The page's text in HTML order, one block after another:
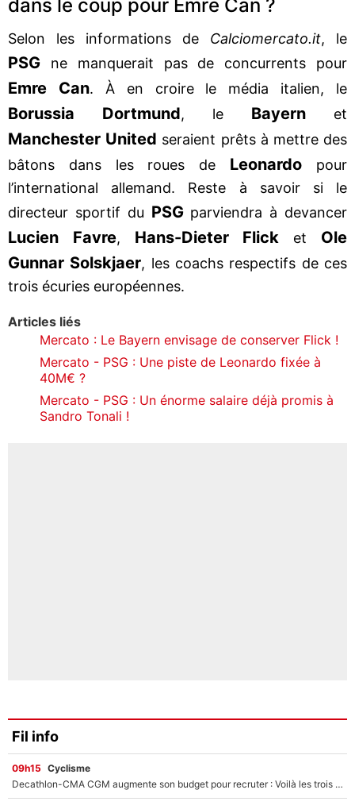
dans le coup pour Emre Can ?
Selon les informations de Calciomercato.it, le
PSG ne manquerait pas de concurrents pour
Emre Can. À en croire le média italien, le
Borussia Dortmund, le Bayern et
Manchester United seraient prêts à mettre des
bâtons dans les roues de Leonardo pour
l’international allemand. Reste à savoir si le
directeur sportif du PSGparviendra à devancer
Lucien Favre, Hans-Dieter Flick et Ole
Gunnar Solskjaer, les coachs respectifs de ces
trois écuries européennes.
Articles liés
Mercato : Le Bayern envisage de conserver Flick !
Mercato - PSG : Une piste de Leonardo fixée à
40M€ ?
Mercato - PSG : Un énorme salaire déjà promis à
Sandro Tonali !
Fil info
09h15 Cyclisme
Decathlon-CMA CGM augmente son budget pour recruter : Voilà les trois premiers coureurs qui font rejoindre Paul Seixas en 2027 !